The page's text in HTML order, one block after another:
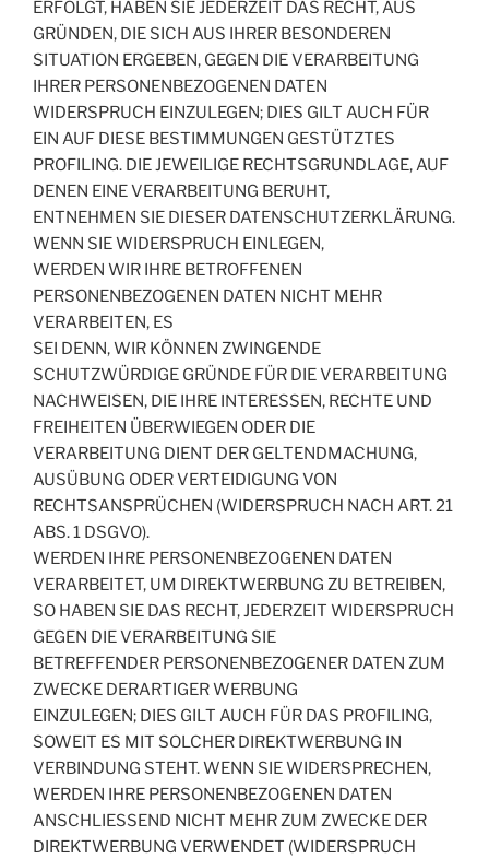
ERFOLGT, HABEN SIE JEDERZEIT DAS RECHT, AUS
GRÜNDEN, DIE SICH AUS IHRER BESONDEREN
SITUATION ERGEBEN, GEGEN DIE VERARBEITUNG
IHRER PERSONENBEZOGENEN DATEN
WIDERSPRUCH EINZULEGEN; DIES GILT AUCH FÜR
EIN AUF DIESE BESTIMMUNGEN GESTÜTZTES
PROFILING. DIE JEWEILIGE RECHTSGRUNDLAGE, AUF
DENEN EINE VERARBEITUNG BERUHT,
ENTNEHMEN SIE DIESER DATENSCHUTZERKLÄRUNG.
WENN SIE WIDERSPRUCH EINLEGEN,
WERDEN WIR IHRE BETROFFENEN
PERSONENBEZOGENEN DATEN NICHT MEHR
VERARBEITEN, ES
SEI DENN, WIR KÖNNEN ZWINGENDE
SCHUTZWÜRDIGE GRÜNDE FÜR DIE VERARBEITUNG
NACHWEISEN, DIE IHRE INTERESSEN, RECHTE UND
FREIHEITEN ÜBERWIEGEN ODER DIE
VERARBEITUNG DIENT DER GELTENDMACHUNG,
AUSÜBUNG ODER VERTEIDIGUNG VON
RECHTSANSPRÜCHEN (WIDERSPRUCH NACH ART. 21
ABS. 1 DSGVO).
WERDEN IHRE PERSONENBEZOGENEN DATEN
VERARBEITET, UM DIREKTWERBUNG ZU BETREIBEN,
SO HABEN SIE DAS RECHT, JEDERZEIT WIDERSPRUCH
GEGEN DIE VERARBEITUNG SIE
BETREFFENDER PERSONENBEZOGENER DATEN ZUM
ZWECKE DERARTIGER WERBUNG
EINZULEGEN; DIES GILT AUCH FÜR DAS PROFILING,
SOWEIT ES MIT SOLCHER DIREKTWERBUNG IN
VERBINDUNG STEHT. WENN SIE WIDERSPRECHEN,
WERDEN IHRE PERSONENBEZOGENEN DATEN
ANSCHLIESSEND NICHT MEHR ZUM ZWECKE DER
DIREKTWERBUNG VERWENDET (WIDERSPRUCH